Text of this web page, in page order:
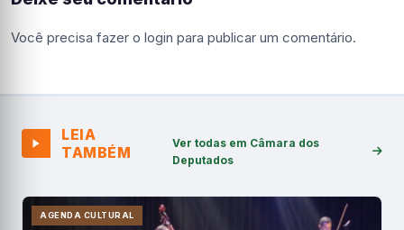
Você precisa fazer o login para publicar um comentário.
LEIA
TAMBÉM
Ver todas em Câmara dos
Deputados
AGENDA CULTURAL